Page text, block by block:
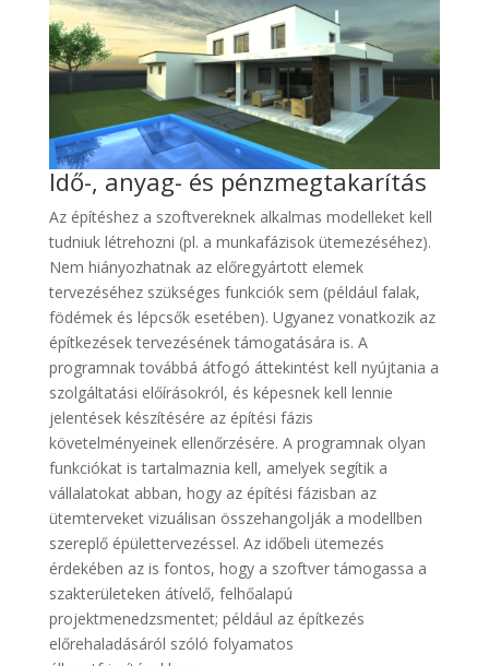
Idő-, anyag- és pénzmegtakarítás
Az építéshez a szoftvereknek alkalmas modelleket kell
tudniuk létrehozni (pl. a munkafázisok ütemezéséhez).
Nem hiányozhatnak az előregyártott elemek
tervezéséhez szükséges funkciók sem (például falak,
födémek és lépcsők esetében). Ugyanez vonatkozik az
építkezések tervezésének támogatására is. A
programnak továbbá átfogó áttekintést kell nyújtania a
szolgáltatási előírásokról, és képesnek kell lennie
jelentések készítésére az építési fázis
követelményeinek ellenőrzésére. A programnak olyan
funkciókat is tartalmaznia kell, amelyek segítik a
vállalatokat abban, hogy az építési fázisban az
ütemterveket vizuálisan összehangolják a modellben
szereplő épülettervezéssel. Az időbeli ütemezés
érdekében az is fontos, hogy a szoftver támogassa a
szakterületeken átívelő, felhőalapú
projektmenedzsmentet; például az építkezés
előrehaladásáról szóló folyamatos